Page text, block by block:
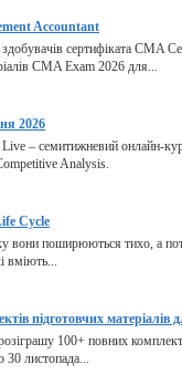
Accountant
сертифіката CMA
CMA Exam 2026 для...
2026
– семитижневий онлайн-курс
Analysis.
Cycle
вони поширюються тихо, а
вміють...
підготовчих матеріалів
100+ повних
30 листопада...